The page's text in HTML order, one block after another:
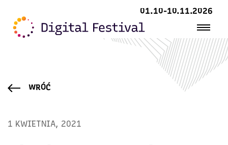
01.10-10.11.2026
WRÓĆ
1 KWIETNIA, 2021